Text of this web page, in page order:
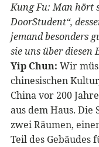
Kung Fu: Man hört
DoorStudent“,
jemand besonders
sie uns über diesen
Yip Chun: Wir
chinesischen
China vor 200
aus dem Haus. Die
zwei Räumen,
Teil des Gebäudes